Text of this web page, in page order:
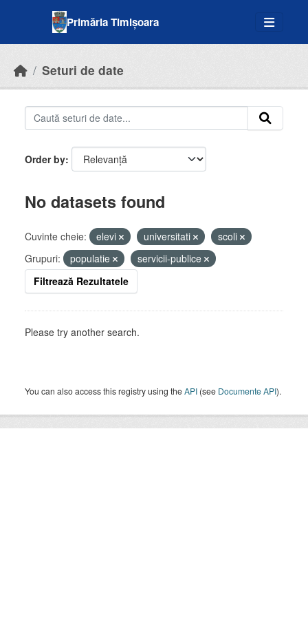
Primăria Timișoara
Seturi de date
Order by
No datasets found
Cuvinte cheie: elevi universitati
scoli
Grupuri:
populatie
servicii-publice
Filtrează Rezultatele
Please try another search.
You can also access this registry using theAPI (see Documente API).